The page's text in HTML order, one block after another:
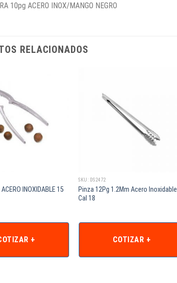
10pg ACERO INOX/MANGO NEGRO
RELACIONADOS
INOXIDABLE 15
+
SKU: DS2472
Pinza 12Pg 1.2Mm Acero Inoxidable
Cal 18
COTIZAR +